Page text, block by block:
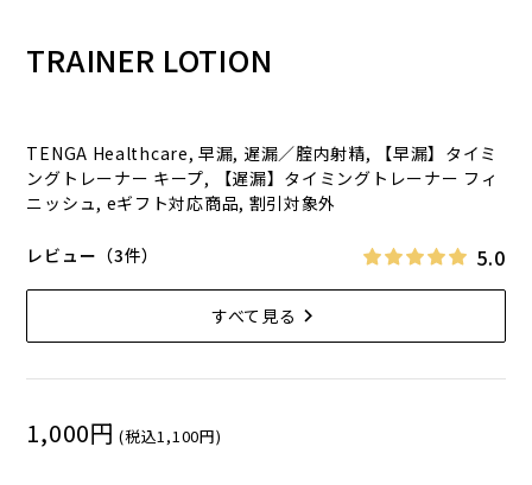
TRAINER LOTION
TENGA Healthcare, 早漏, 遅漏／腟内射精, 【早漏】タイミ
ングトレーナー キープ, 【遅漏】タイミングトレーナー フィ
ニッシュ, eギフト対応商品, 割引対象外
レビュー（3件） 5.0
すべて見る
1,000円 (税込1,100円)